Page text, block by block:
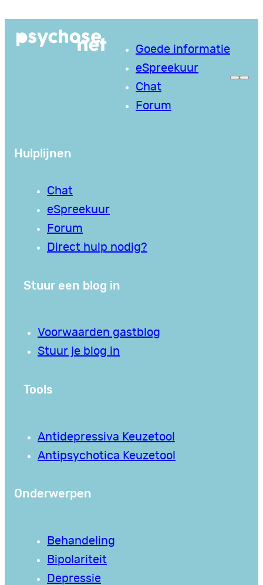
naar
Goede informatie
eSpreekuur
Chat
Forum
Hulplijnen
Chat
eSpreekuur
Forum
Direct hulp nodig?
Stuur een blog in
Voorwaarden gastblog
Stuur je blog in
Tools
Antidepressiva Keuzetool
Antipsychotica Keuzetool
Onderwerpen
Behandeling
Bipolariteit
Depressie